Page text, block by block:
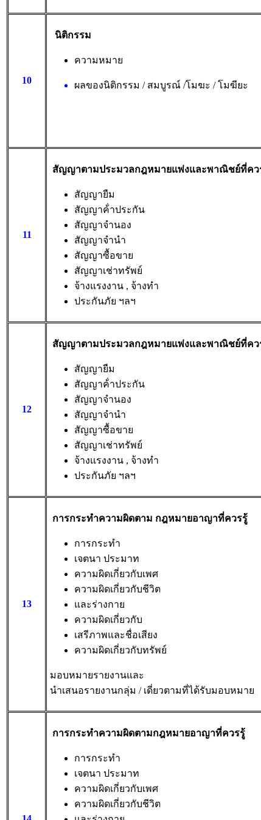
10
นิติกรรม
ความหมาย
ผลของนิติกรรม / สมบูรณ์ /โมฆะ / โมฆียะ
11
สัญญาตามประมวลกฎหมายแพ่งและพาณิชย์ที่คว
สัญญายืม
สัญญาค้ําประกัน
สัญญาจํานอง
สัญญาจํานํา
สัญญาซื้อขาย
สัญญาเช่าทรัพย์
จ้างแรงงาน , จ้างทํา
ประกันภัย ฯลฯ
12
สัญญาตามประมวลกฎหมายแพ่งและพาณิชย์ที่คว
สัญญายืม
สัญญาค้ําประกัน
สัญญาจํานอง
สัญญาจํานํา
สัญญาซื้อขาย
สัญญาเช่าทรัพย์
จ้างแรงงาน , จ้างทํา
ประกันภัย ฯลฯ
13
การกระทําความผิดตาม กฎหมายอาญาที่ควรรู้
การกระทํา
เจตนา ประมาท
ความผิดเกี่ยวกับเพศ
ความผิดเกี่ยวกับชีวิต
และร่างกาย
ความผิดเกี่ยวกับ
เสรีภาพและชื่อเสียง
ความผิดเกี่ยวกับทรัพย์
มอบหมายรายงานและ
นําเสนอรายงานกลุ่ม / เดี่ยวตามที่ได้รับมอบหมาย
การกระทําความผิดตามกฎหมายอาญาที่ควรรู้
การกระทํา
เจตนา ประมาท
ความผิดเกี่ยวกับเพศ
ความผิดเกี่ยวกับชีวิต